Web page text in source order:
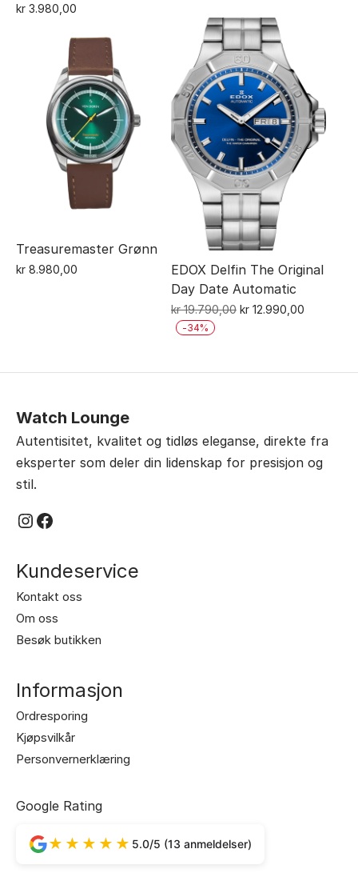
kr 3.980,00
Treasuremaster Grønn
kr 8.980,00
EDOX Delfin The Original
Day Date Automatic
kr19.790,00 Opprinnelig
kr 12.990,00
-34%
Watch Lounge
Autentisitet, kvalitet og tidløs eleganse, direkte fra
eksperter som deler din lidenskap for presisjon og
stil.
Instagram
Facebook
Kundeservice
Kontakt oss
Om oss
Besøk butikken
Informasjon
Ordresporing
Kjøpsvilkår
Personvernerklæring
Google Rating
★★★★★ 5.0/5 (13 anmeldelser)